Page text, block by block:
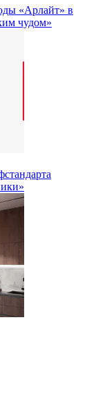
«Арлайт» в
чудом»